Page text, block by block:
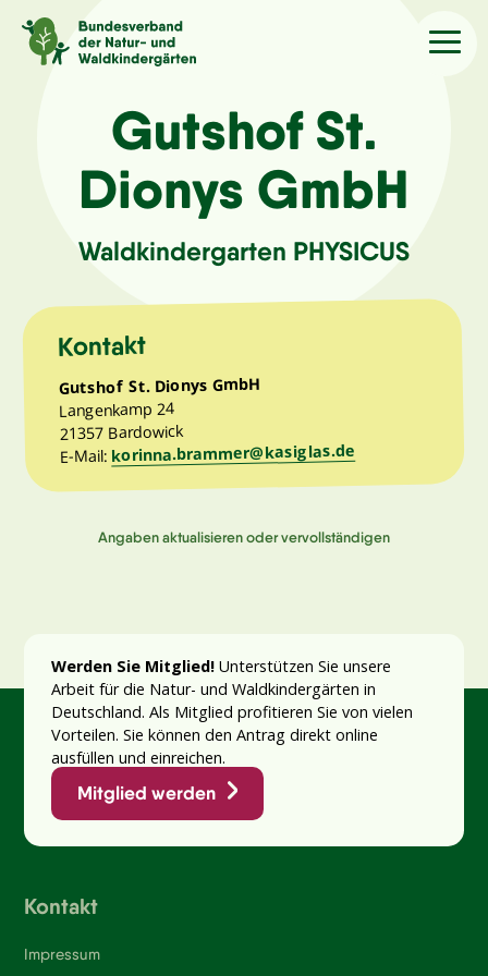
Sprache/Language
Aktuelles
Über uns
Kindergärten
Angebote
Kontakt
Gutshof St.
Dionys GmbH
Waldkindergarten PHYSICUS
Kontakt
Gutshof St. Dionys GmbH
Langenkamp 24
21357 Bardowick
E-Mail: korinna.brammer@kasiglas.de
Angaben aktualisieren oder vervollständigen
Werden Sie Mitglied!Unterstützen Sie unsere
Arbeit für die Natur- und Waldkindergärten in
Deutschland. Als Mitglied profitieren Sie von vielen
Vorteilen. Sie können den Antrag direkt online
ausfüllen und einreichen.
Mitglied werden
Kontakt
Impressum